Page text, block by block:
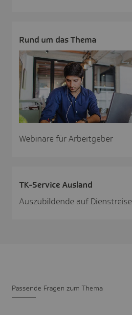
Rund um das Thema
Webinare für Arbeitgeber
TK-Service Ausland
Auszubildende auf Dienstreise
Passende Fragen zum Thema